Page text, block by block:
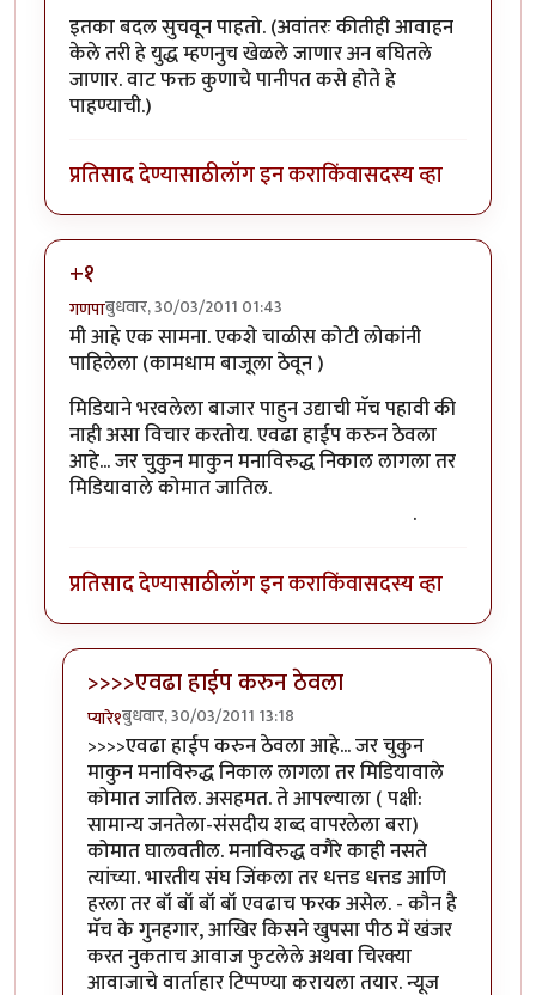
इतका बदल सुचवून पाहतो. (अवांतरः कीतीही आवाहन
केले तरी हे युद्ध म्हणनुच खेळले जाणार अन बघितले
जाणार. वाट फक्त कुणाचे पानीपत कसे होते हे
पाहण्याची.)
प्रतिसाद देण्यासाठीलॉग इन कराकिंवासदस्य व्हा
+१
गणपाबुधवार, 30/03/2011 01:43
मी आहे एक सामना. एकशे चाळीस कोटी लोकांनी
पाहिलेला (कामधाम बाजूला ठेवून )
मिडियाने भरवलेला बाजार पाहुन उद्याची मॅच पहावी की
नाही असा विचार करतोय. एवढा हाईप करुन ठेवला
आहे... जर चुकुन माकुन मनाविरुद्ध निकाल लागला तर
मिडियावाले कोमात जातिल.
.
प्रतिसाद देण्यासाठीलॉग इन कराकिंवासदस्य व्हा
>>>>एवढा हाईप करुन ठेवला
प्यारे१बुधवार, 30/03/2011 13:18
In reply to+१byगणपा
>>>>एवढा हाईप करुन ठेवला आहे... जर चुकुन
माकुन मनाविरुद्ध निकाल लागला तर मिडियावाले
कोमात जातिल. असहमत. ते आपल्याला ( पक्षी:
सामान्य जनतेला-संसदीय शब्द वापरलेला बरा)
कोमात घालवतील. मनाविरुद्ध वगैरे काही नसते
त्यांच्या. भारतीय संघ जिंकला तर धत्तड धत्तड आणि
हरला तर बॉ बॉ बॉ बॉ एवढाच फरक असेल. - कौन है
मॅच के गुनहगार, आखिर किसने खुपसा पीठ में खंजर
करत नुकताच आवाज फुटलेले अथवा चिरक्या
आवाजाचे वार्ताहार टिप्पण्या करायला तयार. न्यूज